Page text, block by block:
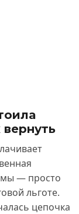
— просто
льготе.
цепочка